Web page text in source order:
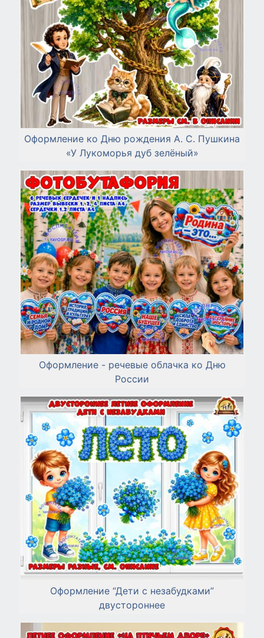
Оформление ко Дню рождения А. С. Пушкина
«У Лукоморья дуб зелёный»
Оформление - речевые облачка ко Дню
России
Оформление “Дети с незабудками”
двустороннее